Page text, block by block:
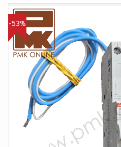
-53%